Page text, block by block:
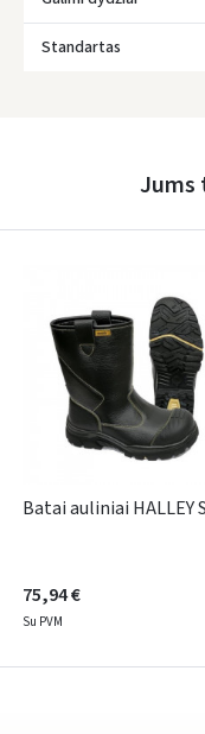
Standartas
Jums
Batai auliniai HALLEY
75,94 €
Su PVM
Dar